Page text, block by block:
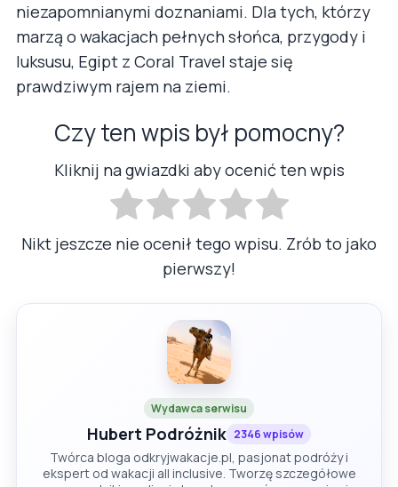
niezapomnianymi doznaniami. Dla tych, którzy
marzą o wakacjach pełnych słońca, przygody i
luksusu, Egipt z Coral Travel staje się
prawdziwym rajem na ziemi.
Czy ten wpis był pomocny?
Kliknij na gwiazdki aby ocenić ten wpis
Nikt jeszcze nie ocenił tego wpisu. Zrób to jako
pierwszy!
Wydawca serwisu
Hubert Podróżnik 2346 wpisów
Twórca bloga odkryjwakacje.pl, pasjonat podróży i
ekspert od wakacji all inclusive. Tworzę szczegółowe